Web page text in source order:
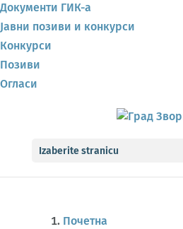
Документи ГИК-а
Јавни позиви и конкурси
Конкурси
Позиви
Огласи
Izaberite stranicu
Почетна